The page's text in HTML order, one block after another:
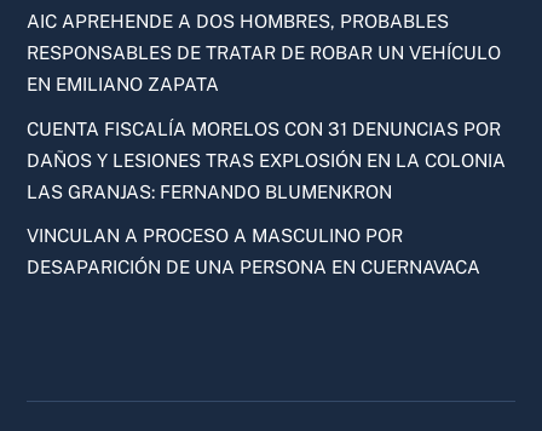
AIC APREHENDE A DOS HOMBRES, PROBABLES
RESPONSABLES DE TRATAR DE ROBAR UN VEHÍCULO
EN EMILIANO ZAPATA
CUENTA FISCALÍA MORELOS CON 31 DENUNCIAS POR
DAÑOS Y LESIONES TRAS EXPLOSIÓN EN LA COLONIA
LAS GRANJAS: FERNANDO BLUMENKRON
VINCULAN A PROCESO A MASCULINO POR
DESAPARICIÓN DE UNA PERSONA EN CUERNAVACA